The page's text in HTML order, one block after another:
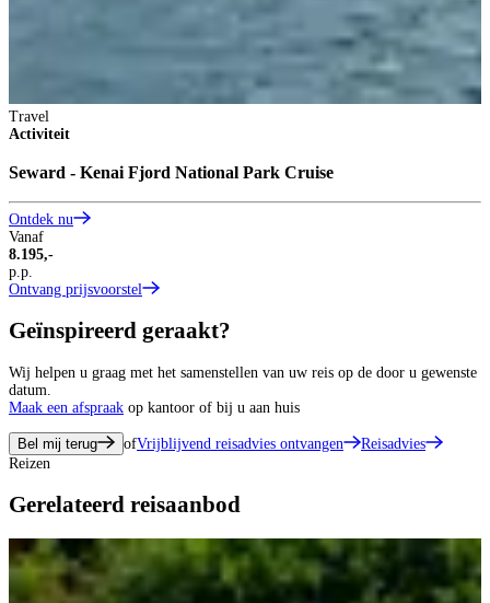
Travel
Activiteit
Seward - Kenai Fjord National Park Cruise
Ontdek nu
Vanaf
8.195,-
p.p.
Ontvang prijsvoorstel
Geïnspireerd geraakt?
Wij helpen u graag met het samenstellen van uw reis op de door u gewenste
datum.
Maak een afspraak op kantoor of bij u aan huis
Bel mij terug ofVrijblijvend reisadvies ontvangen
Reisadvies
Reizen
Gerelateerd reisaanbod